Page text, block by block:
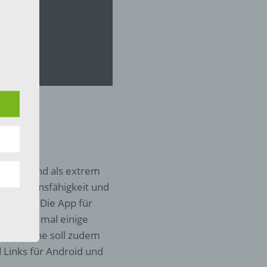
als extrem
und
Die App für
man mal einige
soll zudem
für Android und